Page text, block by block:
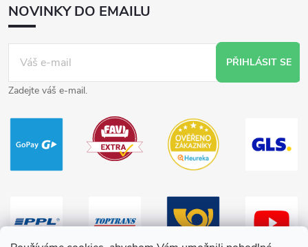
NOVINKY DO EMAILU
PŘIHLÁSIT SE
Zadejte váš e-mail.